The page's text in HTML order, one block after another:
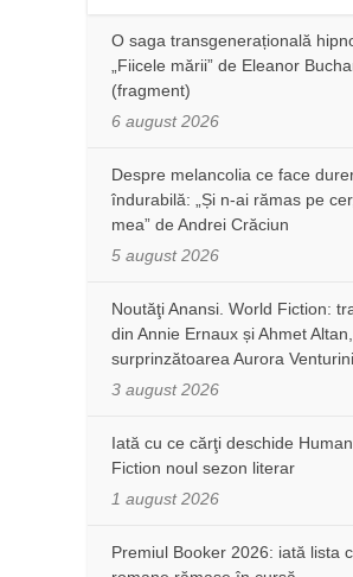
O saga transgenerațională
„Fiicele mării” de Eleanor
(fragment)
6 august 2026
Despre melancolia ce face
îndurabilă: „Și n-ai rămas pe
mea” de Andrei Crăciun
5 august 2026
Noutăţi Anansi. World Fiction:
din Annie Ernaux și Ahmet
surprinzătoarea Aurora Venturini
3 august 2026
Iată cu ce cărţi deschide
Fiction noul sezon literar
1 august 2026
Premiul Booker 2026: iată lista